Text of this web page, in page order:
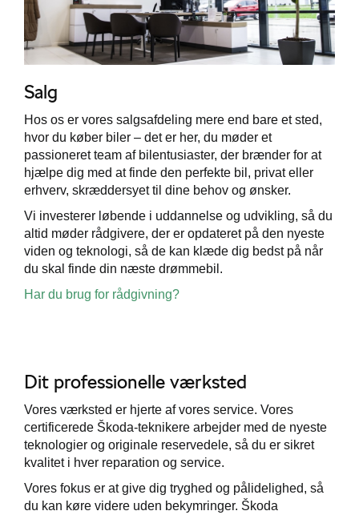
Salg
Hos os er vores salgsafdeling mere end bare et sted,
hvor du køber biler – det er her, du møder et
passioneret team af bilentusiaster, der brænder for at
hjælpe dig med at finde den perfekte bil, privat eller
erhverv, skræddersyet til dine behov og ønsker.
Vi investerer løbende i uddannelse og udvikling, så du
altid møder rådgivere, der er opdateret på den nyeste
viden og teknologi, så de kan klæde dig bedst på når
du skal finde din næste drømmebil.
Har du brug for rådgivning?
Dit professionelle værksted
Vores værksted er hjerte af vores service. Vores
certificerede Škoda-teknikere arbejder med de nyeste
teknologier og originale reservedele, så du er sikret
kvalitet i hver reparation og service.
Vores fokus er at give dig tryghed og pålidelighed, så
du kan køre videre uden bekymringer. Škoda